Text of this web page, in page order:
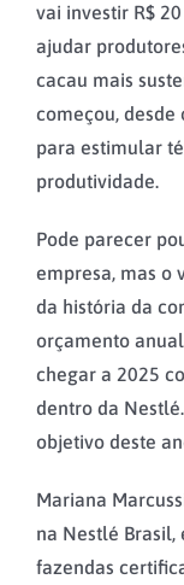
vai investir R$
ajudar
cacau mais
começou, desde
para estimular
produtividade.
Pode parecer
empresa, mas o
da história da
orçamento
chegar a 2025
dentro da
objetivo deste
Mariana
na Nestlé Brasil,
fazendas